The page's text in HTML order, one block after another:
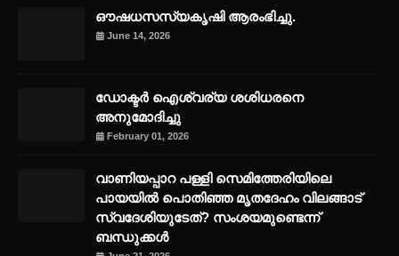
ഔഷധസസ്യകൃഷി ആരംഭിച്ചു.
June 14, 2026
ഡോക്ടർ ഐശ്വര്യ ശശിധരനെ
അനുമോദിച്ചു
February 01, 2026
വാണിയപ്പാറ പള്ളി സെമിത്തേരിയിലെ
പായയിൽ പൊതിഞ്ഞ മൃതദേഹം വിലങ്ങാട്
സ്വദേശിയുടേത്? സംശയമുണ്ടെന്ന്
ബന്ധുക്കൾ